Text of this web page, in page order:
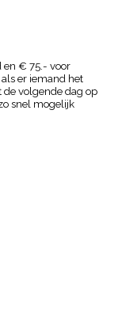
en € 75.- voor
er iemand het
de volgende dag op
snel mogelijk